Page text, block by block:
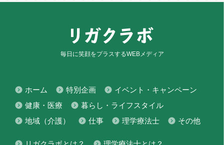
毎日に笑顔をプラスするWEBメディア
ホーム 特別企画
イベント・キャンペーン
健康・医療
暮らし・ライフスタイル
地域（介護）
仕事 理学療法士 その他